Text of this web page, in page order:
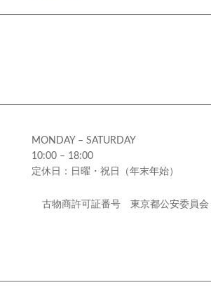
MONDAY – SATURDAY
10:00 – 18:00
定休日：日曜・祝日（年末年始）
古物商許可証番号 東京都公安委員会